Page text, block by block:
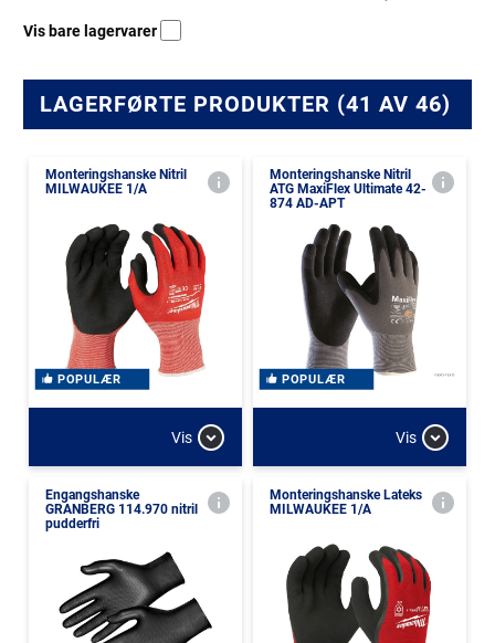
Vis bare lagervarer
LAGERFØRTE PRODUKTER (41 AV 46)
Monteringshanske Nitril
MILWAUKEE 1/A
POPULÆR
Vis
Monteringshanske Nitril
ATG MaxiFlex Ultimate 42-
874 AD-APT
POPULÆR
Vis
Engangshanske
GRANBERG 114.970 nitril
pudderfri
Monteringshanske Lateks
MILWAUKEE 1/A